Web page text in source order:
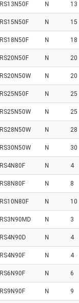
RS13N50F N 13
RS15N50F N 15
RS18N50F N 18
RS20N50F N 20
RS20N50W N 20
RS25N50F N 25
RS25N50W N 25
RS28N50W N 28
RS30N50W N 30
RS4N80F N 4
RS8N80F N 8
RS10N80F N 10
RS3N90MD N 3
RS4N90D N 4
RS4N90F N 4
RS6N90F N 6
RS9N90F N 9